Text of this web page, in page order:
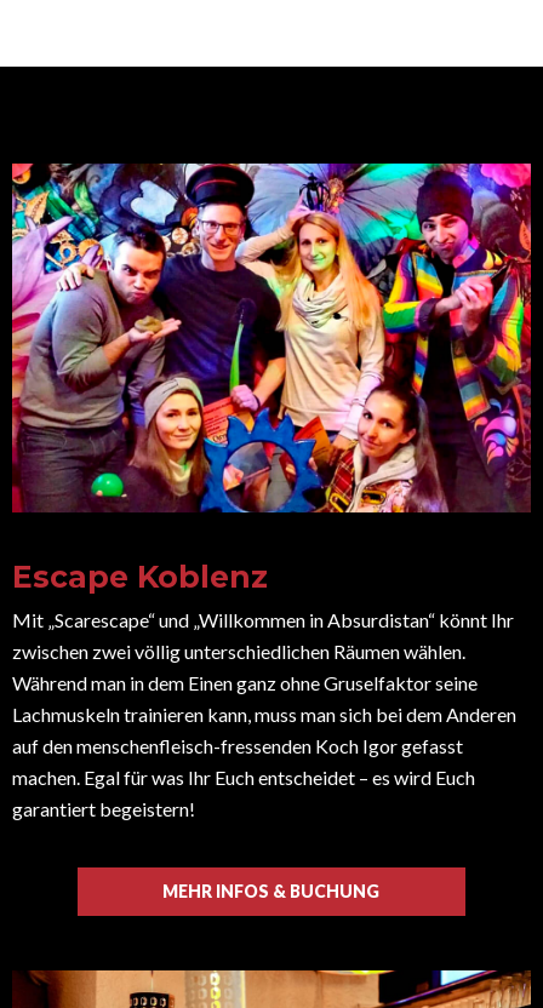
Escape Koblenz
Mit „Scarescape“ und „Willkommen in Absurdistan“ könnt Ihr
zwischen zwei völlig unterschiedlichen Räumen wählen.
Während man in dem Einen ganz ohne Gruselfaktor seine
Lachmuskeln trainieren kann, muss man sich bei dem Anderen
auf den menschenfleisch-fressenden Koch Igor gefasst
machen. Egal für was Ihr Euch entscheidet – es wird Euch
garantiert begeistern!
MEHR INFOS & BUCHUNG